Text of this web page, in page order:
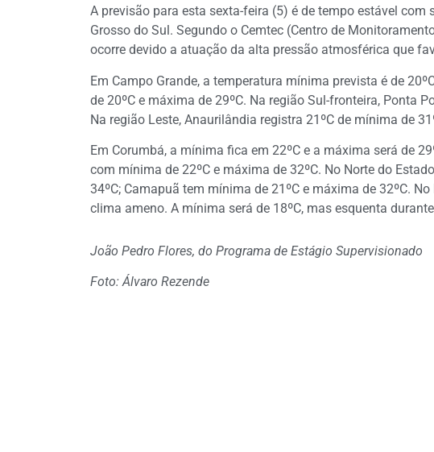
A previsão para esta sexta-feira (5) é de tempo estável
Grosso do Sul. Segundo o Cemtec (Centro de
ocorre devido a atuação da alta pressão atmosférica que
Em Campo Grande, a temperatura mínima prevista é de
de 20ºC e máxima de 29ºC. Na região Sul-fronteira, Ponta
Na região Leste, Anaurilândia registra 21ºC de mínima de
Em Corumbá, a mínima fica em 22ºC e a máxima será de
com mínima de 22ºC e máxima de 32ºC. No Norte do
34ºC; Camapuã tem mínima de 21ºC e máxima de 32ºC.
clima ameno. A mínima será de 18ºC, mas esquenta
João Pedro Flores, do Programa de Estágio Supervisionado
Foto: Álvaro Rezende